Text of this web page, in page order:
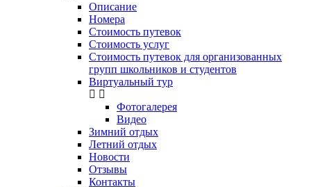
Описание
Номера
Стоимость путевок
Стоимость услуг
Стоимость путевок для организованных
групп школьников и студентов
Виртуальный тур
Фотогалерея
Видео
Зимний отдых
Летний отдых
Новости
Отзывы
Контакты